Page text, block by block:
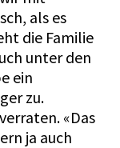
als es
die Familie
unter den
ein
zu.
«Das
ja auch